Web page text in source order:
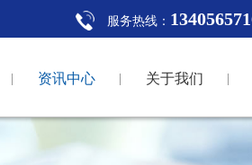
服务热线：
资讯中心 关于我们